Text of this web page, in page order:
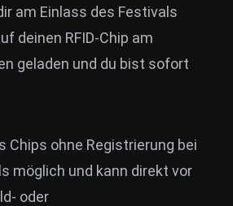
am Einlass des Festivals
deinen RFID-Chip am
geladen und du bist sofort
Chips ohne Registrierung bei
möglich und kann direkt vor
oder